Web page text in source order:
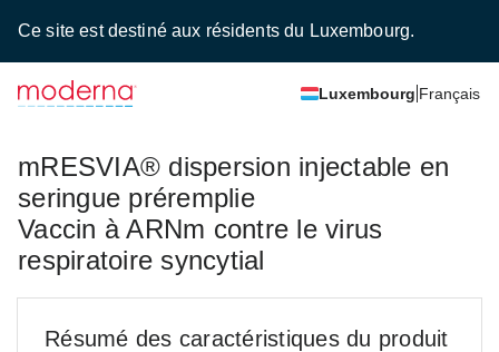
Ce site est destiné aux résidents du Luxembourg.
Luxembourg Français
mRESVIA® dispersion injectable en
seringue préremplie
Vaccin à ARNm contre le virus
respiratoire syncytial
Résumé des caractéristiques du produit